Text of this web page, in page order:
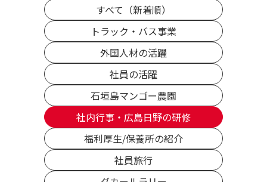
すべて（新着順）
トラック・バス事業
外国人材の活躍
社員の活躍
石垣島マンゴー農園
社内行事・広島日野の研修
福利厚生/保養所の紹介
社員旅行